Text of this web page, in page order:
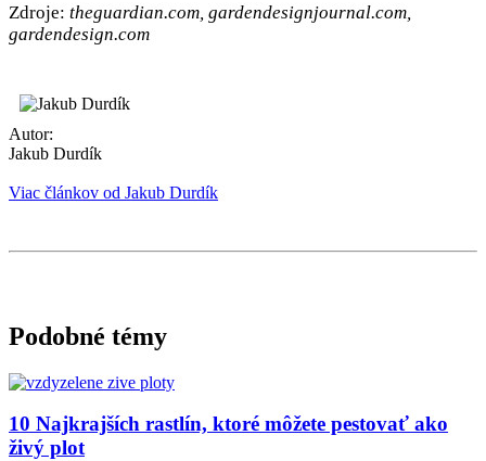
Zdroje: theguardian.com, gardendesignjournal.com,
gardendesign.com
Autor:
Jakub Durdík
Viac článkov od Jakub Durdík
Podobné témy
10 Najkrajších rastlín, ktoré môžete pestovať ako
živý plot